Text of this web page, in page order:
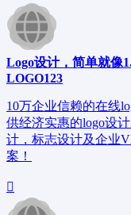
Logo设计，简单就像
LOGO123
10万企业信赖的在线
供经济实惠的logo设
计，标志设计及企业
案！